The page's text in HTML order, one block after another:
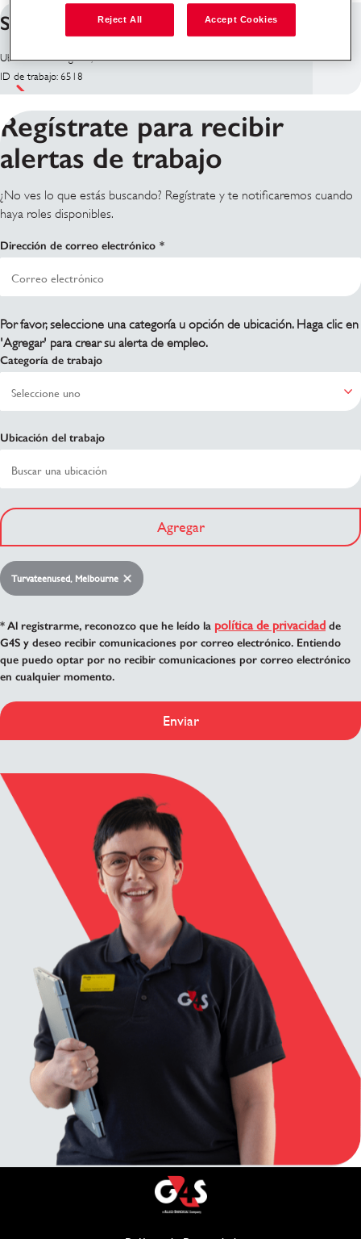
Systems Engineer
Ubicación: Birmingham, Reino Unido
ID de trabajo: 6518
Regístrate para recibir
alertas de trabajo
¿No ves lo que estás buscando? Regístrate y te notificaremos cuando
haya roles disponibles.
Dirección de correo electrónico
Por favor, seleccione una categoría u opción de ubicación. Haga clic en
'Agregar' para crear su alerta de empleo.
Categoría de trabajo
Ubicación del trabajo
Agregar
Turvateenused, Melbourne
* Al registrarme, reconozco que he leído la política de privacidad de
G4S y deseo recibir comunicaciones por correo electrónico. Entiendo
que puedo optar por no recibir comunicaciones por correo electrónico
en cualquier momento.
Enviar
Reject All Accept Cookies